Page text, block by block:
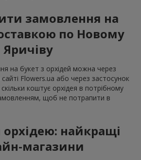
замовлення на
по Новому
Яричіву
на букет з орхідей можна через
Flowers.ua або через застосунок
коштує орхідея в потрібному
щоб не потрапити в
найкращі
магазини